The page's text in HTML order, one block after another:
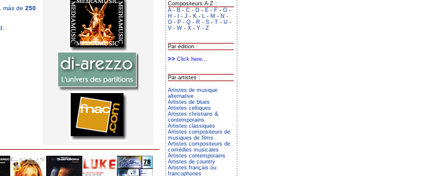
Compositeurs A-Z :
A - B - C - D - E - F - G -
H - - J - K - L - M - N -
O - P - Q - R - S - T - U -
V - W - X - Y - Z
Par édition :
Click here...
Par artistes :
Artistes de musique
alternative
Artistes de blues
Artistes celtiques
Artistes christians &
contemporains
Artistes classiques
Artistes compositeurs de
musiques de films
Artistes compositeurs de
comédies musicales
Artistes contemporains
Artistes de country
Artistes français ou
francophones